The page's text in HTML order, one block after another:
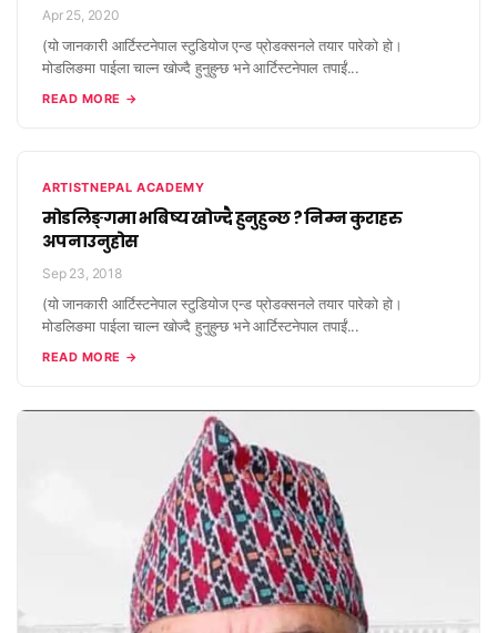
Apr 25, 2020
(यो जानकारी आर्टिस्टनेपाल स्टुडियोज एन्ड प्रोडक्सनले तयार पारेको हो।
मोडलिङमा पाईला चाल्न खोज्दै हुनुहुन्छ भने आर्टिस्टनेपाल तपाईं...
READ MORE →
ARTISTNEPAL ACADEMY
मोडलिङ्गमा भबिष्य खोज्दै हुनुहुन्छ ? निम्न कुराहरु
अपनाउनुहोस
Sep 23, 2018
(यो जानकारी आर्टिस्टनेपाल स्टुडियोज एन्ड प्रोडक्सनले तयार पारेको हो।
मोडलिङमा पाईला चाल्न खोज्दै हुनुहुन्छ भने आर्टिस्टनेपाल तपाईं...
READ MORE →